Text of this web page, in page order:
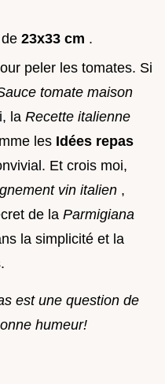
23x33 cm .
peler les tomates. Si
tomate maison
la Recette italienne
les Idées repas
Et crois moi,
vin italien ,
de la Parmigiana
la simplicité et la
est une question de
humeur!